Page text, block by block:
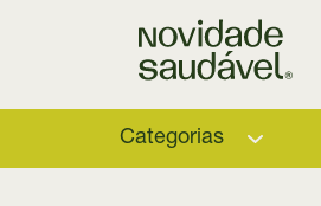
Categorias